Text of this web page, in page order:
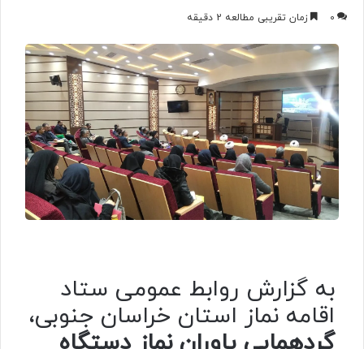
0 زمان تقریبی مطالعه 2 دقیقه
به گزارش روابط عمومی ستاد
اقامه نماز استان خراسان جنوبی،